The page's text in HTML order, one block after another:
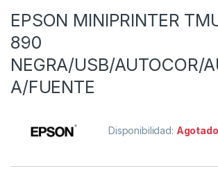
EPSON MINIPRINTER
890
NEGRA/USB/AUTOCOR/
A/FUENTE
Disponibilidad: Agotado